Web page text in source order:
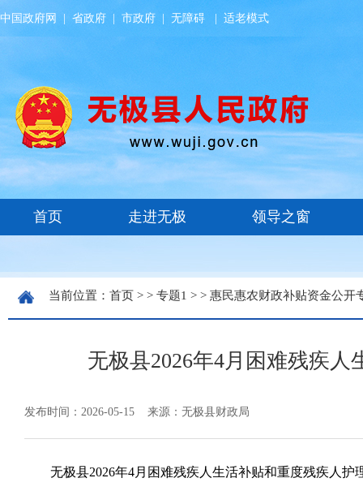
中国政府网 省政府 市政府 无障碍 适老模式
当前位置： 首页 > > 专题1 > > 惠民惠农财政补贴资金公开
无极县2026年4月困难残疾
发布时间：2026-05-15 来源：无极县财政局
无极县2026年4月困难残疾人生活补贴和重度残疾人护